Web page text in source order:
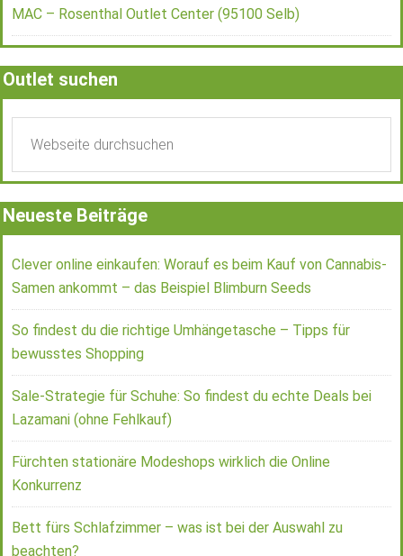
MAC – Rosenthal Outlet Center (95100 Selb)
Outlet suchen
Neueste Beiträge
Clever online einkaufen: Worauf es beim Kauf von Cannabis-
Samen ankommt – das Beispiel Blimburn Seeds
So findest du die richtige Umhängetasche – Tipps für
bewusstes Shopping
Sale-Strategie für Schuhe: So findest du echte Deals bei
Lazamani (ohne Fehlkauf)
Fürchten stationäre Modeshops wirklich die Online
Konkurrenz
Bett fürs Schlafzimmer – was ist bei der Auswahl zu
beachten?